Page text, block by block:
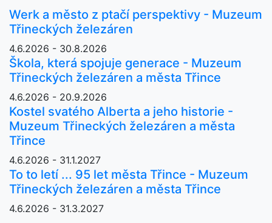
Werk a město z ptačí perspektivy - Muzeum
Třineckých železáren
4.6.2026 - 30.8.2026
Škola, která spojuje generace - Muzeum
Třineckých železáren a města Třince
4.6.2026 - 20.9.2026
Kostel svatého Alberta a jeho historie -
Muzeum Třineckých železáren a města
Třince
4.6.2026 - 31.1.2027
To to letí ... 95 let města Třince - Muzeum
Třineckých železáren a města Třince
4.6.2026 - 31.3.2027